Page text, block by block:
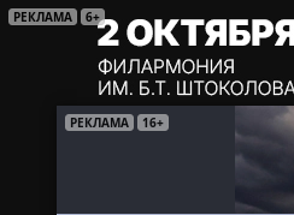
РЕКЛАМА 6+
РЕКЛАМА 16+
РЕКЛАМА 6+